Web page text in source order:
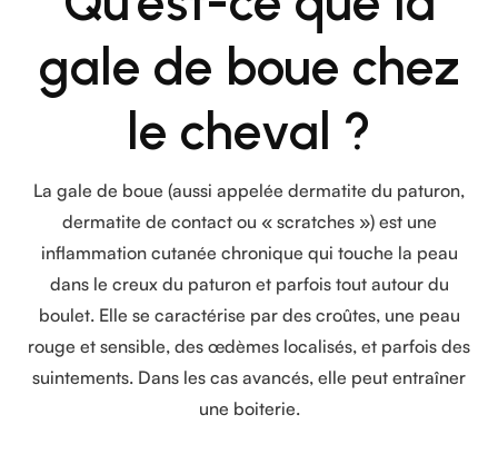
gale de boue chez
le cheval ?
La gale de boue (aussi appelée dermatite du paturon,
dermatite de contact ou « scratches ») est une
inflammation cutanée chronique qui touche la peau
dans le creux du paturon et parfois tout autour du
boulet. Elle se caractérise par des croûtes, une peau
rouge et sensible, des œdèmes localisés, et parfois des
suintements. Dans les cas avancés, elle peut entraîner
une boiterie.